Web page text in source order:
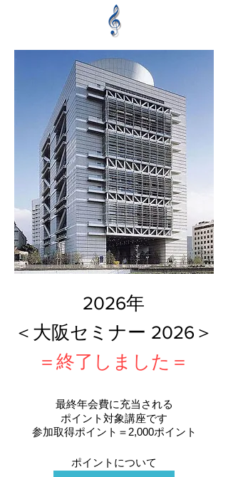
2026年
＜大阪セミナー 2026＞
​＝終了しました＝
最終年会費に充当される
ポイント対象講座です
参加取得ポイント＝2,000ポイント
ポイントについて